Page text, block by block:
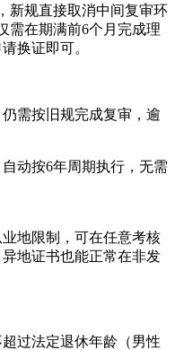
新规直接取消中间复审环
需在期满前6个月完成理
换证即可。
需按旧规完成复审，逾
动按6年周期执行，无需
地限制，可在任意考核
地证书也能正常在非发
过法定退休年龄（男性